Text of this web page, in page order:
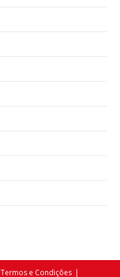
Termos e Condições